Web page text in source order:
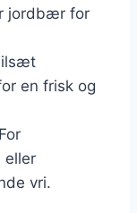
jordbær for
en frisk og
eller
vri.